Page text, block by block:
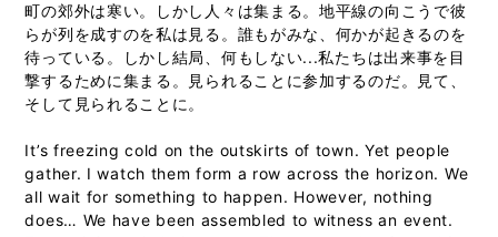
町の郊外は寒い。しかし人々は集まる。地平線の向こうで彼
らが列を成すのを私は見る。誰もがみな、何かが起きるのを
待っている。しかし結局、何もしない...私たちは出来事を目
撃するために集まる。見られることに参加するのだ。見て、
そして見られることに。
It’s freezing cold on the outskirts of town. Yet people
gather. I watch them form a row across the horizon. We
all wait for something to happen. However, nothing
does… We have been assembled to witness an event.